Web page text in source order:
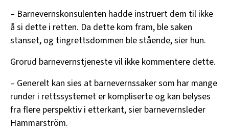
– Barnevernskonsulenten hadde instruert dem til ikke
å si dette i retten. Da dette kom fram, ble saken
stanset, og tingrettsdommen ble stående, sier hun.
Grorud barnevernstjeneste vil ikke kommentere dette.
– Generelt kan sies at barnevernssaker som har mange
runder i rettssystemet er kompliserte og kan belyses
fra flere perspektiv i etterkant, sier barnevernsleder
Hammarström.